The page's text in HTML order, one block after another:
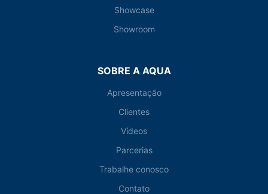
Showcase
Showroom
SOBRE A AQUA
Apresentação
Clientes
Vídeos
Parcerias
Trabalhe conosco
Contato